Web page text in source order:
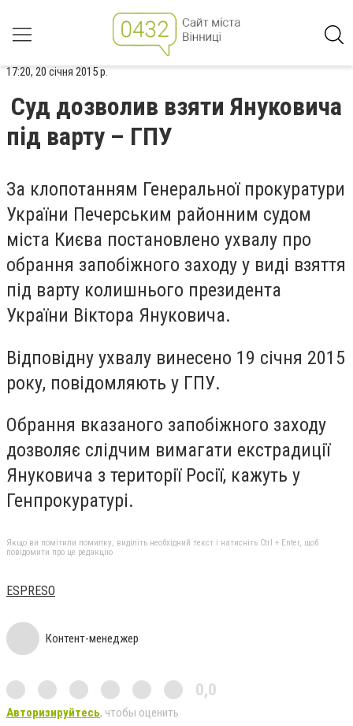
17:20, 20 січня 2015 р.
Суд дозволив взяти Януковича
під варту – ГПУ
За клопотанням Генеральної прокуратури
України Печерським районним судом
міста Києва постановлено ухвалу про
обрання запобіжного заходу у виді взяття
під варту колишнього президента
України Віктора Януковича.
Відповідну ухвалу винесено 19 січня 2015
року, повідомляють у ГПУ.
Обрання вказаного запобіжного заходу
дозволяє слідчим вимагати екстрадиції
Януковича з території Росії, кажуть у
Генпрокуратурі.
Якщо ви помітили помилку, виділіть необхідний текст і натисніть Ctrl + Enter, щоб
повідомити про це редакцію
ESPRESO
Контент-менеджер
0,0
Авторизируйтесь, чтобы оценить